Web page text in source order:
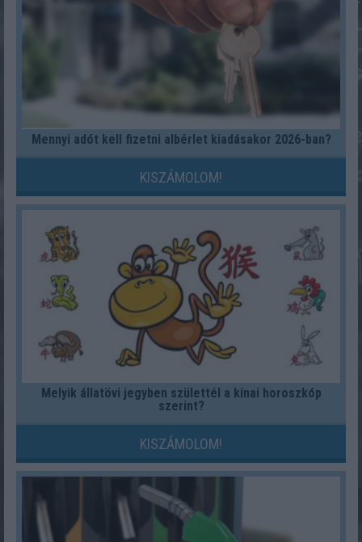
Mennyi adót kell fizetni albérlet kiadásakor 2026-ban?
KISZÁMOLOM!
Melyik állatövi jegyben születtél a kínai horoszkóp
szerint?
KISZÁMOLOM!